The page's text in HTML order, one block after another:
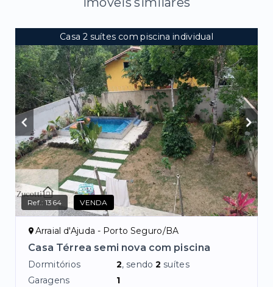
Casa 2 suítes com piscina individual
Ref.:1364 VENDA
Arraial d'Ajuda - Porto Seguro/BA
Casa Térrea semi nova com piscina
Dormitórios 2, sendo2 suítes
Garagens
1